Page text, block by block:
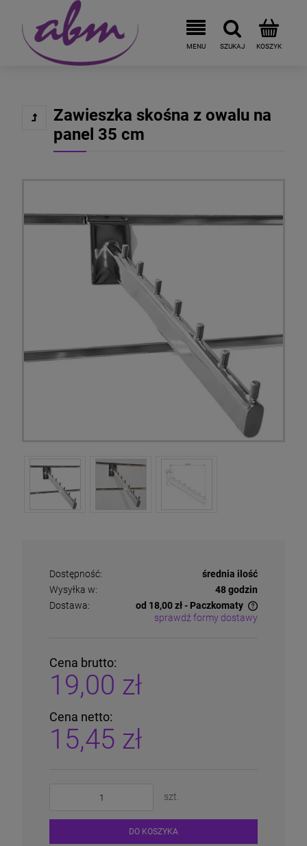
Zawieszka skośna z owalu na
panel 35 cm
Dostępność:
średnia ilość
Wysyłka w:
48 godzin
Dostawa:
od 18,00 zł- Paczkomaty
Cena nie zawiera ewentualnych kosztów płatności
sprawdź formy dostawy
Cena brutto:
19,00 zł
Cena netto:
15,45 zł
szt.
DO KOSZYKA